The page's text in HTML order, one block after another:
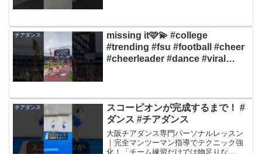
チアダンス
missing it🩷💫 #college
#trending #fsu #football #cheer
#cheerleader #dance #viral
チアダンス
スコーピオンが完成するまで！ #
ダンス #チアダンス
大阪チアダンス専門パーソナルレッスン
｜完全マンツーマン指導でテクニック強
化！「チーム練習だけでは物足りな